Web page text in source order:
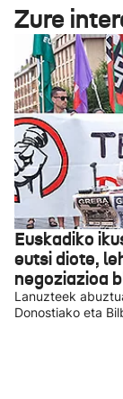
Zure
Euskadiko
eutsi diote,
negoziazioa
Lanuzteek
Donostiako eta